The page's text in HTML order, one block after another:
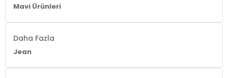
Mavi Ürünleri
Daha Fazla
Jean